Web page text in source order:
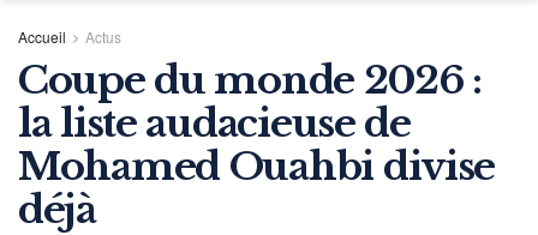
Accueil Actus
Coupe du monde 2026 :
la liste audacieuse de
Mohamed Ouahbi divise
déjà